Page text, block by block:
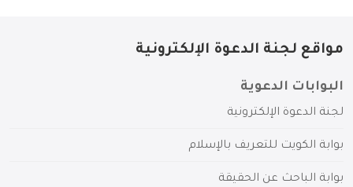
مواقع لجنة الدعوة الإلكترونية
البوابات الدعوية
لجنة الدعوة الإلكترونية
بوابة الكويت للتعريف بالإسلام
بوابة الباحث عن الحقيقة